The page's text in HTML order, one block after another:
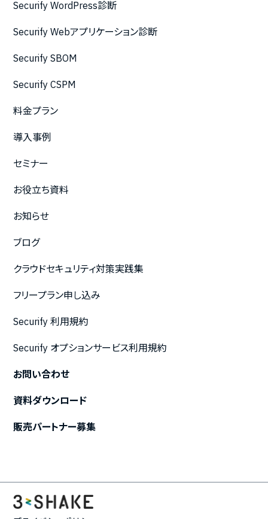
Securify WordPress診断
Securify Webアプリケーション診断
Securify SBOM
Securify CSPM
料金プラン
導入事例
セミナー
お役立ち資料
お知らせ
ブログ
クラウドセキュリティ対策実践集
フリープラン申し込み
Securify 利用規約
Securify オプションサービス利用規約
お問い合わせ
資料ダウンロード
販売パートナー募集